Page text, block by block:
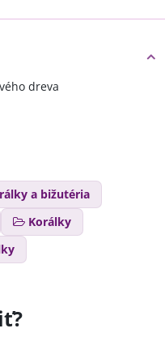
dreva
a bižutéria
Korálky